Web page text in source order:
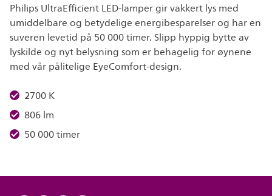
Philips UltraEfficient LED-lamper gir vakkert lys med
umiddelbare og betydelige energibesparelser og har en
suveren levetid på 50 000 timer. Slipp hyppig bytte av
lyskilde og nyt belysning som er behagelig for øynene
med vår pålitelige EyeComfort-design.
2700 K
806 lm
50 000 timer